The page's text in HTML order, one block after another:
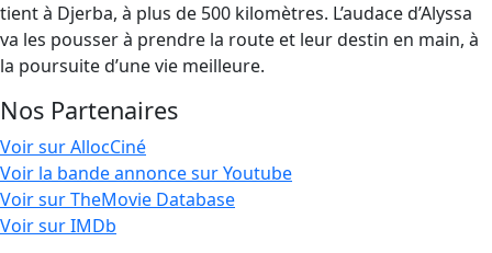
tient à Djerba, à plus de 500 kilomètres. L’audace d’Alyssa
va les pousser à prendre la route et leur destin en main, à
la poursuite d’une vie meilleure.
Nos Partenaires
Voir sur AllocCiné
Voir la bande annonce sur Youtube
Voir sur TheMovie Database
Voir sur IMDb